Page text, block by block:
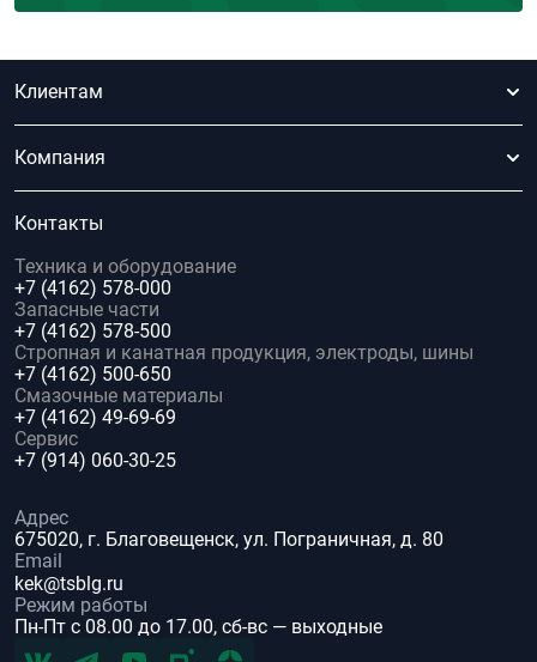
Клиентам
Компания
Контакты
Техника и оборудование
+7 (4162) 578-000
Запасные части
+7 (4162) 578-500
Стропная и канатная продукция, электроды, шины
+7 (4162) 500-650
Смазочные материалы
+7 (4162) 49-69-69
Сервис
+7 (914) 060-30-25
Адрес
675020, г. Благовещенск, ул. Пограничная, д. 80
Email
kek@tsblg.ru
Режим работы
Пн-Пт с 08.00 до 17.00, сб-вс — выходные